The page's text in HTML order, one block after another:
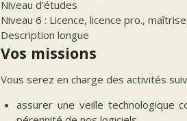
Niveau d’études
Niveau 6 : Licence, licence pro.,
Description longue
Vos missions
Vous serez en charge des activités
assurer une veille technologique